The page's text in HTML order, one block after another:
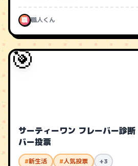
職 職人くん
🎯
サーティーワン フレーバー診
バー投票
#新生活 #人気投票 +3